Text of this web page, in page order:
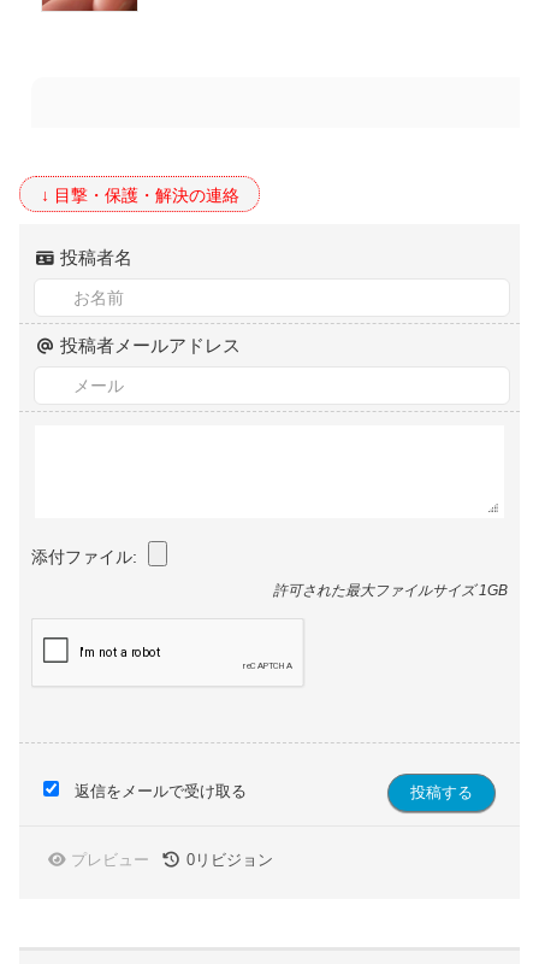
投稿者名
投稿者メールアドレス
添付ファイル:
許可された最大ファイルサイズ 1GB
返信をメールで受け取る
プレビュー 0リビジョン